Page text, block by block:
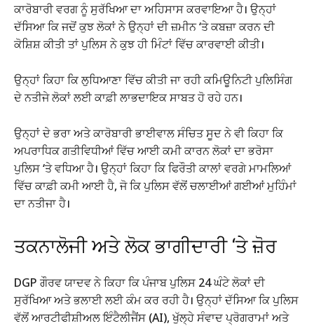
ਕਾਰੋਬਾਰੀ ਵਰਗ ਨੂੰ ਸੁਰੱਖਿਆ ਦਾ ਅਹਿਸਾਸ ਕਰਵਾਇਆ ਹੈ। ਉਨ੍ਹਾਂ
ਦੱਸਿਆ ਕਿ ਜਦੋਂ ਕੁਝ ਲੋਕਾਂ ਨੇ ਉਨ੍ਹਾਂ ਦੀ ਜ਼ਮੀਨ ‘ਤੇ ਕਬਜ਼ਾ ਕਰਨ ਦੀ
ਕੋਸ਼ਿਸ਼ ਕੀਤੀ ਤਾਂ ਪੁਲਿਸ ਨੇ ਕੁਝ ਹੀ ਮਿੰਟਾਂ ਵਿੱਚ ਕਾਰਵਾਈ ਕੀਤੀ।
ਉਨ੍ਹਾਂ ਕਿਹਾ ਕਿ ਲੁਧਿਆਣਾ ਵਿੱਚ ਕੀਤੀ ਜਾ ਰਹੀ ਕਮਿਊਨਿਟੀ ਪੁਲਿਸਿੰਗ
ਦੇ ਨਤੀਜੇ ਲੋਕਾਂ ਲਈ ਕਾਫ਼ੀ ਲਾਭਦਾਇਕ ਸਾਬਤ ਹੋ ਰਹੇ ਹਨ।
ਉਨ੍ਹਾਂ ਦੇ ਭਰਾ ਅਤੇ ਕਾਰੋਬਾਰੀ ਭਾਈਵਾਲ ਸੰਚਿਤ ਸੂਦ ਨੇ ਵੀ ਕਿਹਾ ਕਿ
ਅਪਰਾਧਿਕ ਗਤੀਵਿਧੀਆਂ ਵਿੱਚ ਆਈ ਕਮੀ ਕਾਰਨ ਲੋਕਾਂ ਦਾ ਭਰੋਸਾ
ਪੁਲਿਸ ‘ਤੇ ਵਧਿਆ ਹੈ। ਉਨ੍ਹਾਂ ਕਿਹਾ ਕਿ ਫਿਰੌਤੀ ਕਾਲਾਂ ਵਰਗੇ ਮਾਮਲਿਆਂ
ਵਿੱਚ ਕਾਫ਼ੀ ਕਮੀ ਆਈ ਹੈ, ਜੋ ਕਿ ਪੁਲਿਸ ਵੱਲੋਂ ਚਲਾਈਆਂ ਗਈਆਂ ਮੁਹਿੰਮਾਂ
ਦਾ ਨਤੀਜਾ ਹੈ।
ਤਕਨਾਲੋਜੀ ਅਤੇ ਲੋਕ ਭਾਗੀਦਾਰੀ ‘ਤੇ ਜ਼ੋਰ
DGP ਗੌਰਵ ਯਾਦਵ ਨੇ ਕਿਹਾ ਕਿ ਪੰਜਾਬ ਪੁਲਿਸ 24 ਘੰਟੇ ਲੋਕਾਂ ਦੀ
ਸੁਰੱਖਿਆ ਅਤੇ ਭਲਾਈ ਲਈ ਕੰਮ ਕਰ ਰਹੀ ਹੈ। ਉਨ੍ਹਾਂ ਦੱਸਿਆ ਕਿ ਪੁਲਿਸ
ਵੱਲੋਂ ਆਰਟੀਫੀਸ਼ੀਅਲ ਇੰਟੈਲੀਜੈਂਸ (AI), ਖੁੱਲ੍ਹੇ ਸੰਵਾਦ ਪ੍ਰੋਗਰਾਮਾਂ ਅਤੇ